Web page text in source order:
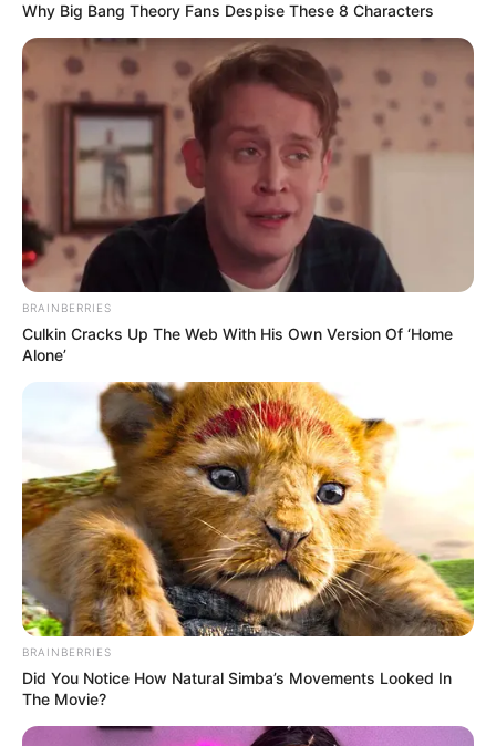
Why Big Bang Theory Fans Despise These 8 Characters
BRAINBERRIES
Culkin Cracks Up The Web With His Own Version Of ‘Home
Alone’
BRAINBERRIES
Did You Notice How Natural Simba’s Movements Looked In
The Movie?